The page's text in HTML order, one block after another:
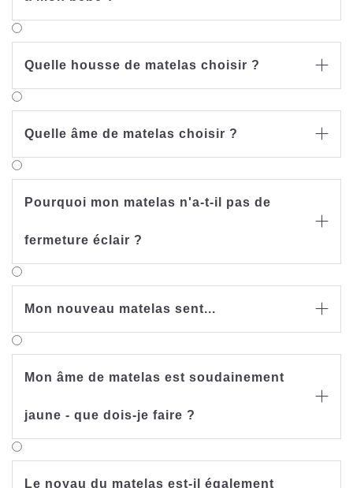
Quelle housse de matelas choisir ? 
Quelle âme de matelas choisir ? 
Pourquoi mon matelas n'a-t-il pas de
fermeture éclair ?

Mon nouveau matelas sent... 
Mon âme de matelas est soudainement
jaune - que dois-je faire ?

Le noyau du matelas est-il également